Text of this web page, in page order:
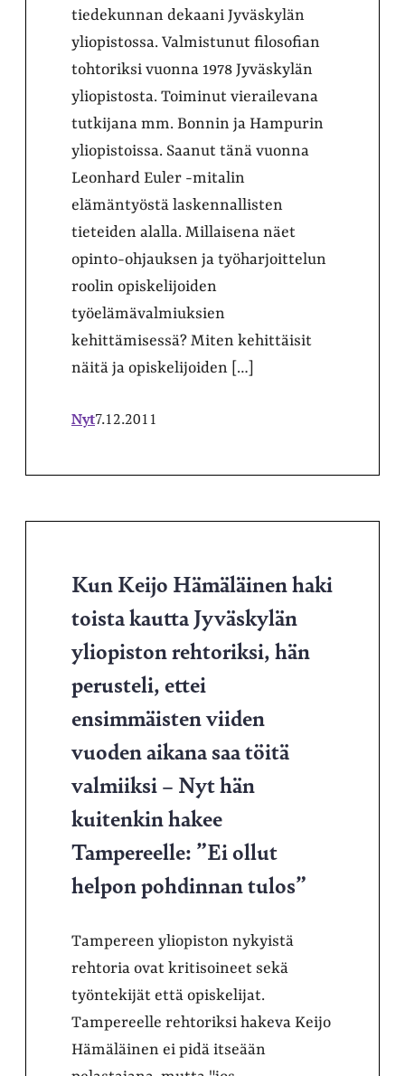
tiedekunnan dekaani Jyväskylän
yliopistossa. Valmistunut filosofian
tohtoriksi vuonna 1978 Jyväskylän
yliopistosta. Toiminut vierailevana
tutkijana mm. Bonnin ja Hampurin
yliopistoissa. Saanut tänä vuonna
Leonhard Euler -mitalin
elämäntyöstä laskennallisten
tieteiden alalla. Millaisena näet
opinto-ohjauksen ja työharjoittelun
roolin opiskelijoiden
työelämävalmiuksien
kehittämisessä? Miten kehittäisit
näitä ja opiskelijoiden […]
Nyt7.12.2011
Kun Keijo Hämäläinen haki
toista kautta Jyväskylän
yliopiston rehtoriksi, hän
perusteli, ettei
ensimmäisten viiden
vuoden aikana saa töitä
valmiiksi – Nyt hän
kuitenkin hakee
Tampereelle: ”Ei ollut
helpon pohdinnan tulos”
Tampereen yliopiston nykyistä
rehtoria ovat kritisoineet sekä
työntekijät että opiskelijat.
Tampereelle rehtoriksi hakeva Keijo
Hämäläinen ei pidä itseään